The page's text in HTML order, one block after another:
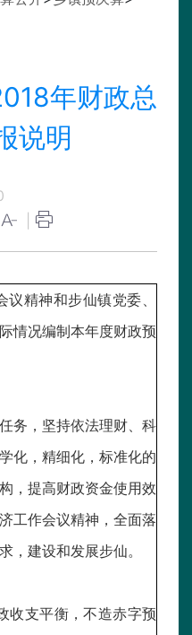
年财政总
说明
精神和步仙镇党委、
情况编制本年度财政预
务，坚持依法理财、科
化，精细化，标准化的
，提高财政资金使用效
工作会议精神，全面落
，建设和发展步仙。
收支平衡，不造赤字预